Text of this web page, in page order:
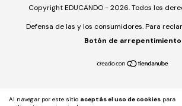
Al navegar por este sitio aceptás el uso de cookies para
Copyright EDUCANDO - 2026. Todos los
Defensa de las y los consumidores. Para
Botón de arrepentimiento